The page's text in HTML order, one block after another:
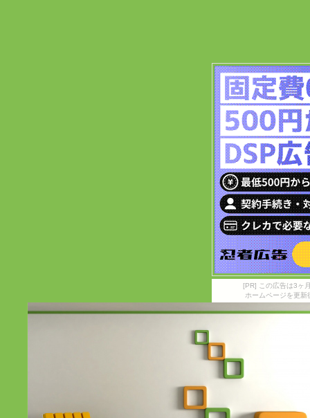
[PR] この広告は3ヶ
ホームページを更